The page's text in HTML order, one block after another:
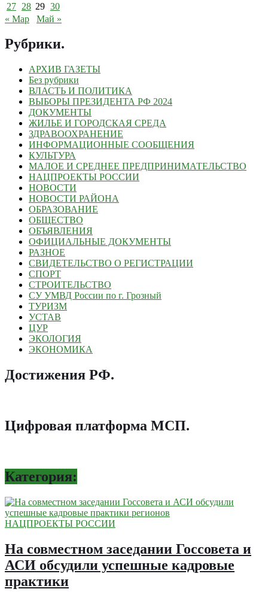
27 28 29 30
« Мар
Май »
Рубрики.
АРХИВ ГАЗЕТЫ
Без рубрики
ВЛАСТЬ И ПОЛИТИКА
ВЫБОРЫ ПРЕЗИДЕНТА РФ 2024
ДОКУМЕНТЫ
ЖИЛЬЕ И ГОРОДСКАЯ СРЕДА
ЗДРАВООХРАНЕНИЕ
ИНФОРМАЦИОННЫЕ СООБЩЕНИЯ
КУЛЬТУРА
МАЛОЕ И СРЕДНЕЕ ПРЕДПРИНИМАТЕЛЬСТВО
НАЦПРОЕКТЫ РОССИИ
НОВОСТИ
НОВОСТИ РАЙОНА
ОБРАЗОВАНИЕ
ОБЩЕСТВО
ОБЪЯВЛЕНИЯ
ОФИЦИАЛЬНЫЕ ДОКУМЕНТЫ
РАЗНОЕ
СВИДЕТЕЛЬСТВО О РЕГИСТРАЦИИ
СПОРТ
СТРОИТЕЛЬСТВО
СУ УМВД России по г. Грозный
ТУРИЗМ
УСТАВ
ЦУР
ЭКОЛОГИЯ
ЭКОНОМИКА
Достижения РФ.
Цифровая платформа МСП.
Категория:
НАЦПРОЕКТЫ РОССИИ
На совместном заседании Госсовета и
АСИ обсудили успешные кадровые
практики